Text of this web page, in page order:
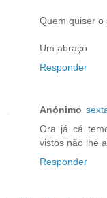
Quem quiser o
Um abraço
Responder
Anónimo
Ora já cá
vistos não lhe
Responder